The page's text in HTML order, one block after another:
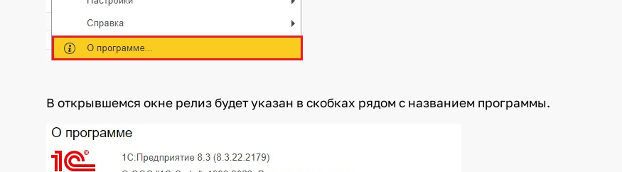
В открывшемся окне релиз будет указан в скобках рядом с названием программы.